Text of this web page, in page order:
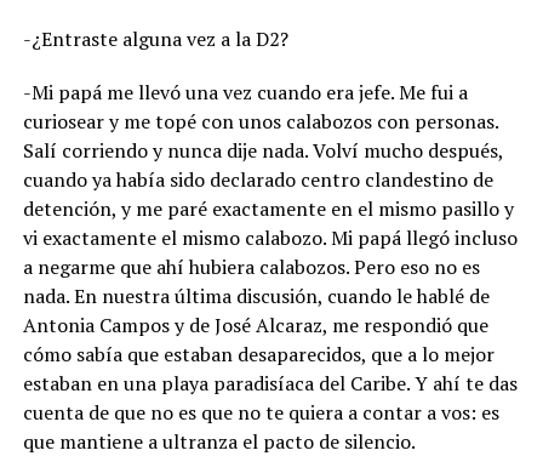
-¿Entraste alguna vez a la D2?
-Mi papá me llevó una vez cuando era jefe. Me fui a
curiosear y me topé con unos calabozos con personas.
Salí corriendo y nunca dije nada. Volví mucho después,
cuando ya había sido declarado centro clandestino de
detención, y me paré exactamente en el mismo pasillo y
vi exactamente el mismo calabozo. Mi papá llegó incluso
a negarme que ahí hubiera calabozos. Pero eso no es
nada. En nuestra última discusión, cuando le hablé de
Antonia Campos y de José Alcaraz, me respondió que
cómo sabía que estaban desaparecidos, que a lo mejor
estaban en una playa paradisíaca del Caribe. Y ahí te das
cuenta de que no es que no te quiera a contar a vos: es
que mantiene a ultranza el pacto de silencio.